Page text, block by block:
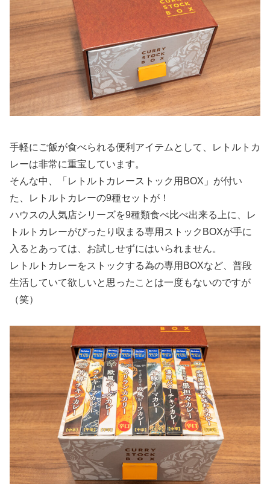
手軽にご飯が食べられる便利アイテムとして、レトルトカ
レーは非常に重宝しています。
そんな中、「レトルトカレーストック用BOX」が付い
た、レトルトカレーの9種セットが！
ハウスの人気店シリーズを9種類食べ比べ出来る上に、レ
トルトカレーがぴったり収まる専用ストックBOXが手に
入るとあっては、お試しせずにはいられません。
レトルトカレーをストックする為の専用BOXなど、普段
生活していて欲しいと思ったことは一度もないのですが
（笑）